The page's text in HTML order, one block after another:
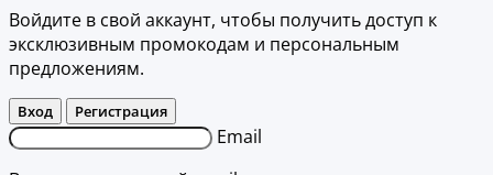
Войдите в свой аккаунт, чтобы получить доступ к
эксклюзивным промокодам и персональным
предложениям.
Вход Регистрация
Email